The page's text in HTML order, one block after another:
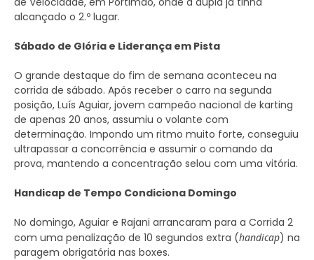
alcançado o 2.º lugar.
Sábado de Glória e Liderança em Pista
O grande destaque do fim de semana aconteceu na
corrida de sábado. Após receber o carro na segunda
posição, Luís Aguiar, jovem campeão nacional de karting
de apenas 20 anos, assumiu o volante com
determinação. Impondo um ritmo muito forte, conseguiu
ultrapassar a concorrência e assumir o comando da
prova, mantendo a concentração selou com uma vitória.
Handicap de Tempo Condiciona Domingo
No domingo, Aguiar e Rajani arrancaram para a Corrida 2
com uma penalização de 10 segundos extra (handicap) na
paragem obrigatória nas boxes.